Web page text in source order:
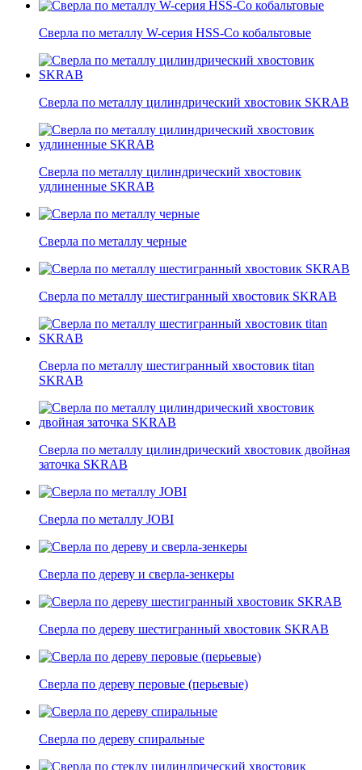
Сверла по металлу W-серия HSS-Co кобальтовые
Сверла по металлу цилиндрический хвостовик SKRAB
Сверла по металлу цилиндрический хвостовик
удлиненные SKRAB
Сверла по металлу черные
Сверла по металлу шестигранный хвостовик SKRAB
Сверла по металлу шестигранный хвостовик titan
SKRAB
Сверла по металлу цилиндрический хвостовик двойная
заточка SKRAB
Сверла по металлу JOBI
Сверла по дереву и сверла-зенкеры
Сверла по дереву шестигранный хвостовик SKRAB
Сверла по дереву перовые (перьевые)
Сверла по дереву спиральные